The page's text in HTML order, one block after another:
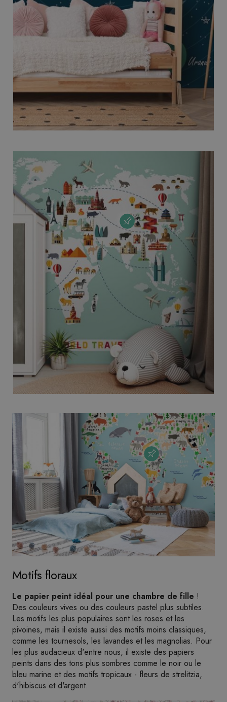
Motifs floraux
Le papier peint idéal pour une chambre de fille !
Des couleurs vives ou des couleurs pastel plus subtiles.
Les motifs les plus populaires sont les roses et les
pivoines, mais il existe aussi des motifs moins classiques,
comme les tournesols, les lavandes et les magnolias. Pour
les plus audacieux d'entre nous, il existe des papiers
peints dans des tons plus sombres comme le noir ou le
bleu marine et des motifs tropicaux - fleurs de strelitzia,
d'hibiscus et d'argent.